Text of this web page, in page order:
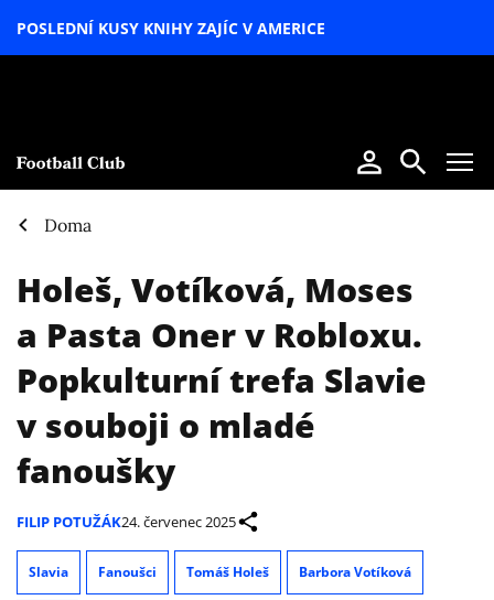
POSLEDNÍ KUSY KNIHY ZAJÍC V AMERICE
Doma
Holeš, Votíková, Moses
a Pasta Oner v Robloxu.
Popkulturní trefa Slavie
v souboji o mladé
fanoušky
FILIP POTUŽÁK24. červenec 2025
Slavia Fanoušci Tomáš Holeš Barbora Votíková